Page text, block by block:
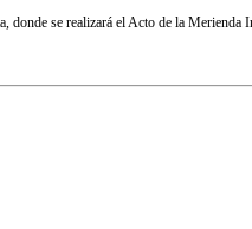
donde se realizará el Acto de la Merienda